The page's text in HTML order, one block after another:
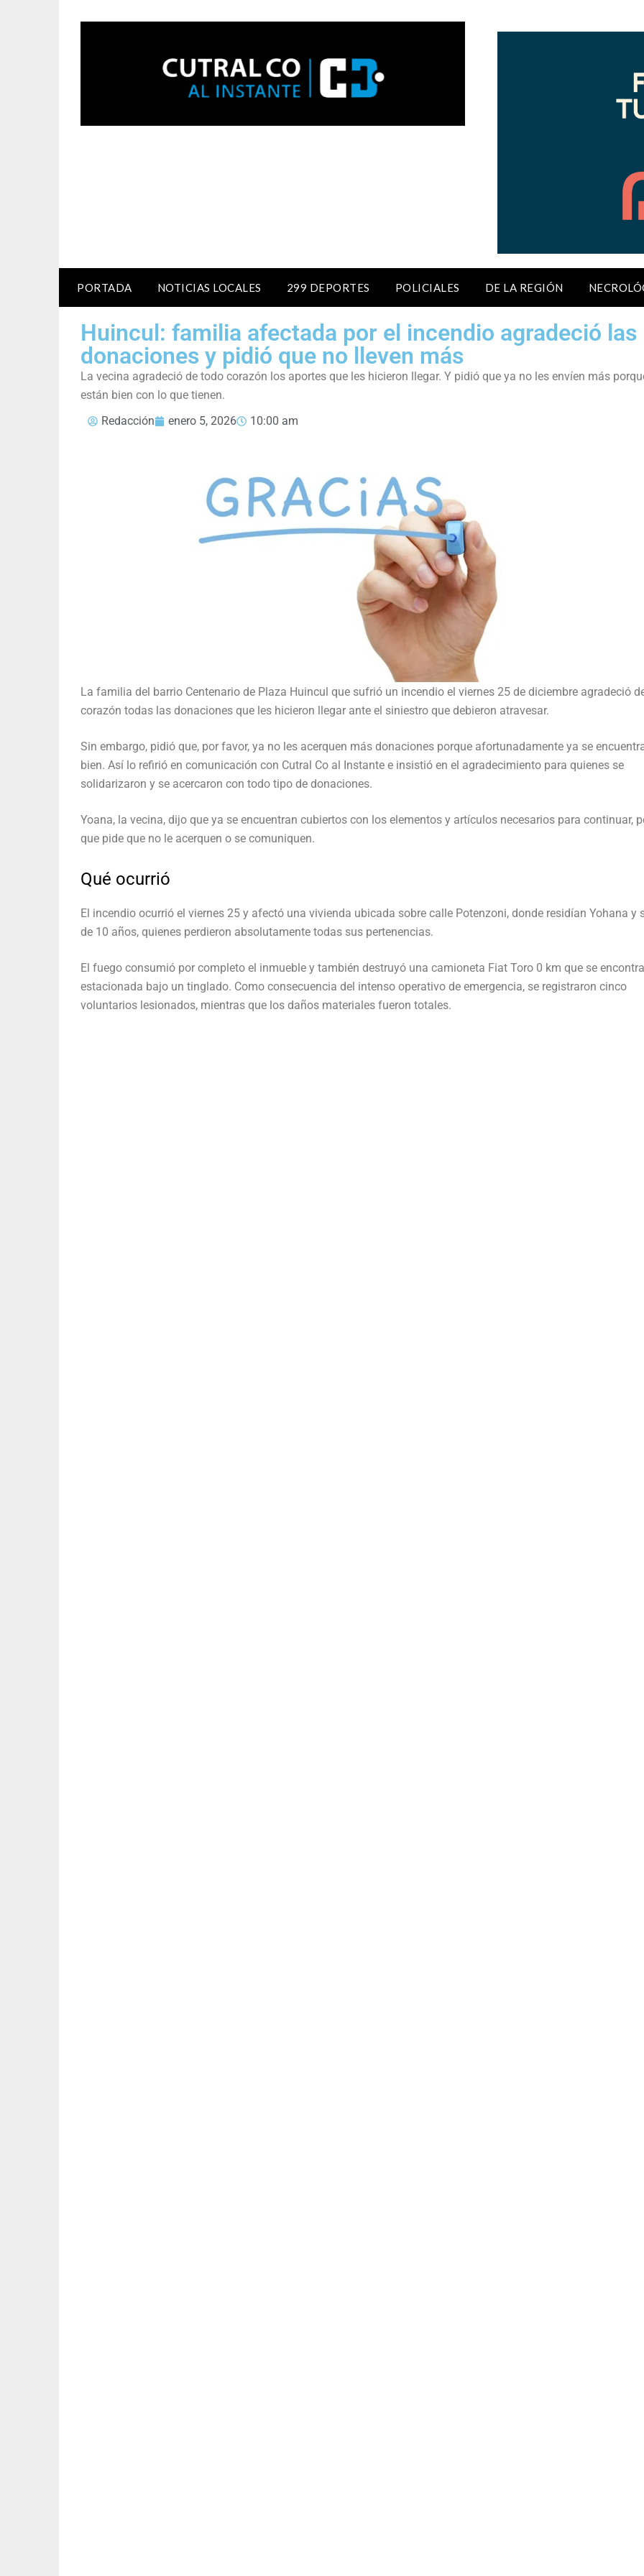
PORTADA NOTICIAS LOCALES 299 DEPORTES POLICIALES DE LA REGIÓN
Huincul: familia afectada por el incendio agradeció las
donaciones y pidió que no lleven más
La vecina agradeció de todo corazón los aportes que les hicieron llegar. Y pidió que ya no les envíen más
están bien con lo que tienen.
Redacción
enero 5, 2026 10:00 am
La familia del barrio Centenario de Plaza Huincul que sufrió un incendio el viernes 25 de diciembre agradeció
corazón todas las donaciones que les hicieron llegar ante el siniestro que debieron atravesar.
Sin embargo, pidió que, por favor, ya no les acerquen más donaciones porque afortunadamente ya se
bien. Así lo refirió en comunicación con Cutral Co al Instante e insistió en el agradecimiento para quienes se
solidarizaron y se acercaron con todo tipo de donaciones.
Yoana, la vecina, dijo que ya se encuentran cubiertos con los elementos y artículos necesarios para continuar,
que pide que no le acerquen o se comuniquen.
Qué ocurrió
El incendio ocurrió el viernes 25 y afectó una vivienda ubicada sobre calle Potenzoni, donde residían Yohana y
de 10 años, quienes perdieron absolutamente todas sus pertenencias.
El fuego consumió por completo el inmueble y también destruyó una camioneta Fiat Toro 0 km que se
estacionada bajo un tinglado. Como consecuencia del intenso operativo de emergencia, se registraron cinco
voluntarios lesionados, mientras que los daños materiales fueron totales.